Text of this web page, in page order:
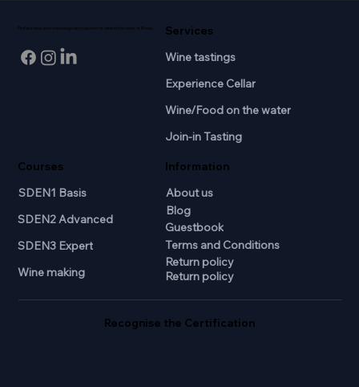
Professional wine knowledge and passion for wine in the heart of Breda.
Courses
SDEN1 Basis
SDEN2 Advanced
SDEN3 Expert
Wine making
Services
Wine tastings
Experience Cellar
Wine/Food on the water
Join-in Tasting
Information
About us
Blog
Guestbook
Terms and Conditions
Return policy
Return policy
Recognise the Certification